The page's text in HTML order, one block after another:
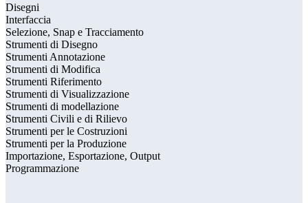
Disegni
Interfaccia
Selezione, Snap e Tracciamento
Strumenti di Disegno
Strumenti Annotazione
Strumenti di Modifica
Strumenti Riferimento
Strumenti di Visualizzazione
Strumenti di modellazione
Strumenti Civili e di Rilievo
Strumenti per le Costruzioni
Strumenti per la Produzione
Importazione, Esportazione, Output
Programmazione